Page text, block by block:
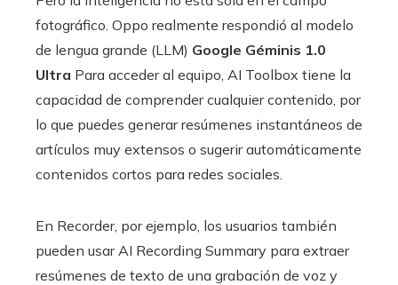
fotográfico. Oppo realmente respondió al modelo
de lengua grande (LLM) Google Géminis 1.0
Ultra Para acceder al equipo, AI Toolbox tiene la
capacidad de comprender cualquier contenido, por
lo que puedes generar resúmenes instantáneos de
artículos muy extensos o sugerir automáticamente
contenidos cortos para redes sociales.
En Recorder, por ejemplo, los usuarios también
pueden usar AI Recording Summary para extraer
resúmenes de texto de una grabación de voz y